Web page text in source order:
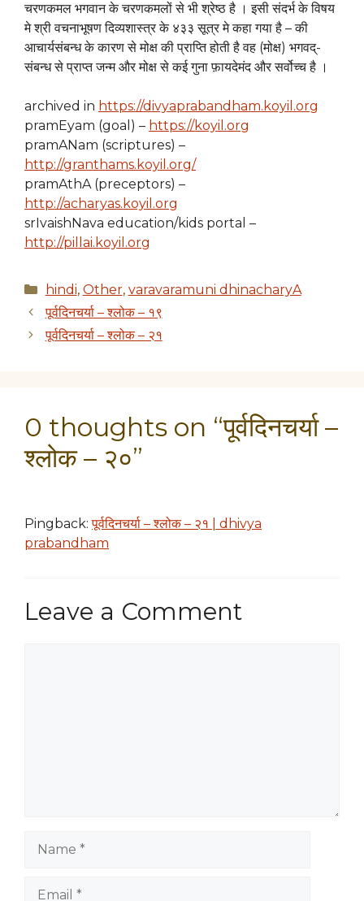
चरणकमल भगवान के चरणकमलों से भी श्रेष्ठ है । इसी संदर्भ के विषय
मे श्री वचनाभूषण दिव्यशास्त्र के ४३३ सूत्र मे कहा गया है – की
आचार्यसंबन्ध के कारण से मोक्ष की प्राप्ति होती है वह (मोक्ष) भगवद्-
संबन्ध से प्राप्त जन्म और मोक्ष से कई गुना फ़ायदेमंद और सर्वोच्च है ।
archived in https://divyaprabandham.koyil.org
pramEyam (goal) – https://koyil.org
pramANam (scriptures) –
http://granthams.koyil.org/
pramAthA (preceptors) –
http://acharyas.koyil.org
srIvaishNava education/kids portal –
http://pillai.koyil.org
Categories
hindi, Other, varavaramuni dhinacharyA
पूर्वदिनचर्या – श्लोक – १९
पूर्वदिनचर्या – श्लोक – २१
0 thoughts on “पूर्वदिनचर्या –
श्लोक – २०”
Pingback:पूर्वदिनचर्या – श्लोक – २१ | dhivya
prabandham
Leave a Comment